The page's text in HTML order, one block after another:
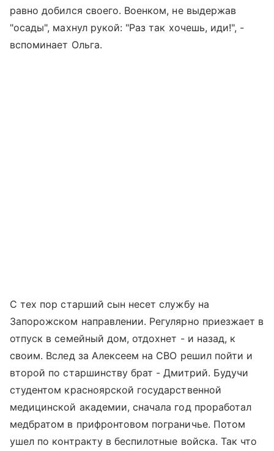
равно добился своего. Военком, не выдержав
"осады", махнул рукой: "Раз так хочешь, иди!", -
вспоминает Ольга.
С тех пор старший сын несет службу на
Запорожском направлении. Регулярно приезжает в
отпуск в семейный дом, отдохнет - и назад, к
своим. Вслед за Алексеем на СВО решил пойти и
второй по старшинству брат - Дмитрий. Будучи
студентом красноярской государственной
медицинской академии, сначала год проработал
медбратом в прифронтовом пограничье. Потом
ушел по контракту в беспилотные войска. Так что